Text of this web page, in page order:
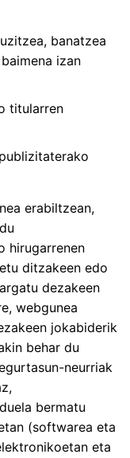
banatzea
izan
titularren
erabiltzean,
hirugarrenen
ditzakeen edo
dezakeen
webgunea
jokabiderik
behar du
neurriak
bermatu
(softwarea eta
eta